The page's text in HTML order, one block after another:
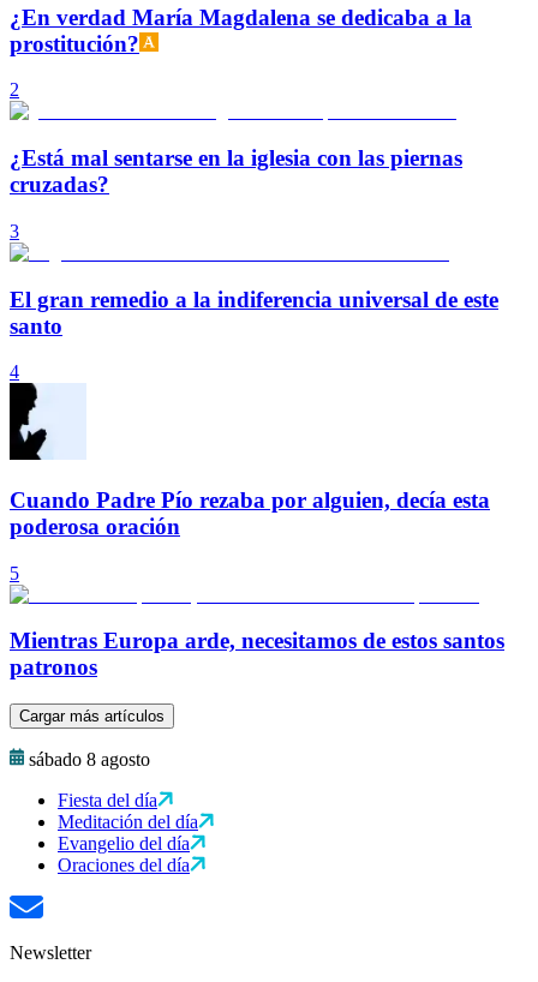
¿En verdad María Magdalena se dedicaba a la
prostitución?
2
¿Está mal sentarse en la iglesia con las piernas
cruzadas?
3
El gran remedio a la indiferencia universal de este
santo
4
Cuando Padre Pío rezaba por alguien, decía esta
poderosa oración
5
Mientras Europa arde, necesitamos de estos santos
patronos
Cargar más artículos
sábado 8 agosto
Fiesta del día
Meditación del día
Evangelio del día
Oraciones del día
Newsletter